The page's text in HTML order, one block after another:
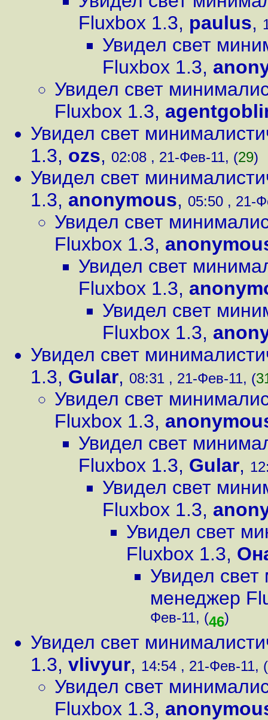
Fluxbox 1.3, paulus,
Увидел свет
Fluxbox 1.3,
Увидел свет
Fluxbox 1.3,
Увидел свет
1.3, ozs, 02:08 , 21-Фев-11, (29)
Увидел свет
1.3, anonymous, 05:50 , 21-
Увидел свет
Fluxbox 1.3,
Увидел свет
Fluxbox 1.3,
Увидел свет
Fluxbox 1.3,
Увидел свет
1.3, Gular, 08:31 , 21-Фев-11, (
Увидел свет
Fluxbox 1.3,
Увидел свет
Fluxbox 1.3, Gular,
Увидел свет
Fluxbox 1.3,
Увидел свет
Fluxbox 1.3,
Увидел
менеджер
Фев-11, (46)
Увидел свет
1.3, vlivyur, 14:54 , 21-Фев-11, (
Увидел свет
Fluxbox 1.3,